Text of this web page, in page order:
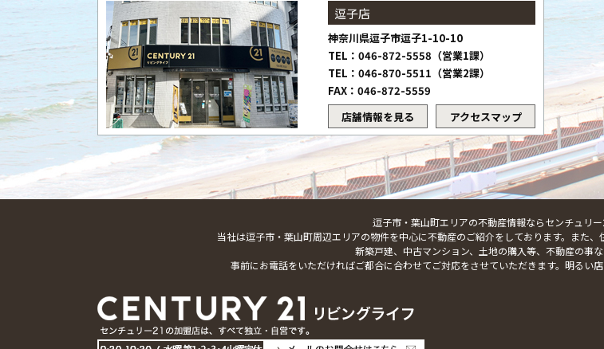
逗子店
神奈川県逗子市逗子1-10-10
TEL：046-872-5558（営業1課）
TEL：046-870-5511（営業2課）
FAX：046-872-5559
店舗情報を見る
アクセスマップ
逗子市・葉山町エリアの不動産情報ならセンチュリ
当社は逗子市・葉山町周辺エリアの物件を中心に不動産のご紹介をしております。また、
新築戸建、中古マンション、土地の購入等、不動産の事な
事前にお電話をいただければご都合に合わせてご対応をさせていただきます。明るい